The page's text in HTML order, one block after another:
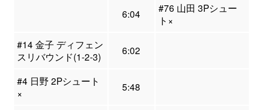
6:04
#76 山田 3Pシュー
ト×
#14 金子 ディフェン
スリバウンド(1-2-3)
6:02
#4 日野 2Pシュート
×
5:48